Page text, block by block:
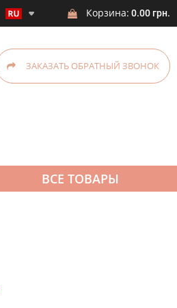
Корзина: 0.00 грн.
ЗАКАЗАТЬ ОБРАТНЫЙ ЗВОНОК
ВСЕ ТОВАРЫ